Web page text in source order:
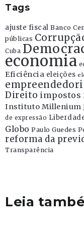
Tags
ajuste fiscal Banco
públicas
Cuba
economia
Eficiência eleições
Direito impostos
Instituto Millenium
de expressão
Globo Paulo Guedes
reforma da
Transparência
Leia